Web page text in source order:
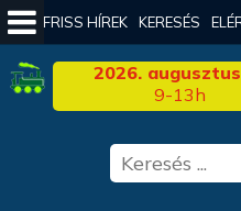
FRISS HÍREK KERESÉS
2026.
9-13h